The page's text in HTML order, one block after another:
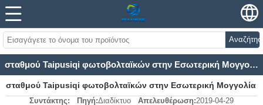
σταθμού Taipusiqi φωτοβολταϊκών στην Εσωτερική Μογγολία της φτώχειας
σταθμού Taipusiqi φωτοβολταϊκών στην Εσωτερική Μογγολία
Συντάκτης: Πηγή:Διαδίκτυο Απελευθέρωση:2019-04-29